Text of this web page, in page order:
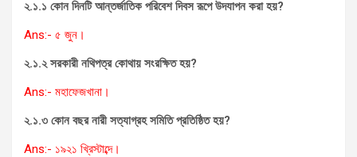
২.১.১ কোন দিনটি আন্তর্জাতিক পরিবেশ দিবস রূপে উদযাপন করা হয়?
Ans:- ৫ জুন।
২.১.২ সরকারী নথিপত্র কোথায় সংরক্ষিত হয়?
Ans:- মহাফেজখানা।
২.১.৩ কোন বছর নারী সত্যাগ্রহ সমিতি প্রতিষ্ঠিত হয়?
Ans:- ১৯২১ খ্রিস্টাব্দে।